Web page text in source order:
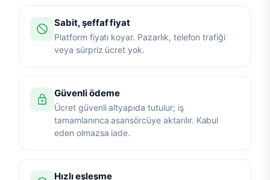
Sabit, şeffaf fiyat
Platform fiyatı koyar. Pazarlık, telefon trafiği
veya sürpriz ücret yok.
Güvenli ödeme
Ücret güvenli altyapıda tutulur; iş
tamamlanınca asansörcüye aktarılır. Kabul
eden olmazsa iade.
Hızlı eşleşme